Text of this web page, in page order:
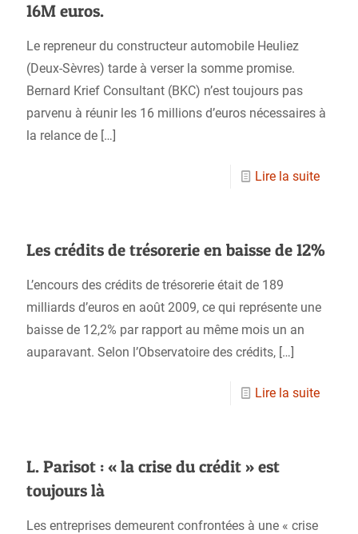
16M euros.
Le repreneur du constructeur automobile Heuliez
(Deux-Sèvres) tarde à verser la somme promise.
Bernard Krief Consultant (BKC) n’est toujours pas
parvenu à réunir les 16 millions d’euros nécessaires à
la relance de […]
Lire la suite
Les crédits de trésorerie en baisse de 12%
L’encours des crédits de trésorerie était de 189
milliards d’euros en août 2009, ce qui représente une
baisse de 12,2% par rapport au même mois un an
auparavant. Selon l’Observatoire des crédits, […]
Lire la suite
L. Parisot : « la crise du crédit » est
toujours là
Les entreprises demeurent confrontées à une « crise